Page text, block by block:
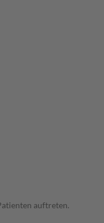
auftreten.